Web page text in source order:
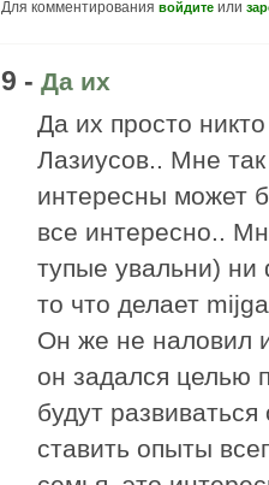
Для комментирования войдите или
9 - Да их
Да их просто
Лазиусов.. Мне
интересны может
все интересно..
тупые увальни)
то что делает
Он же не наловил
он задался целью
будут
ставить опыты